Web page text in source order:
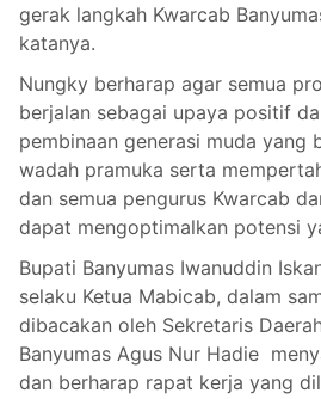
gerak langkah Kwarcab
katanya.
Nungky berharap agar semua
berjalan sebagai upaya positif
pembinaan generasi muda yang
wadah pramuka serta
dan semua pengurus Kwarcab
dapat mengoptimalkan potensi
Bupati Banyumas Iwanuddin
selaku Ketua Mabicab, dalam
dibacakan oleh Sekretaris
Banyumas Agus Nur Hadie
dan berharap rapat kerja yang